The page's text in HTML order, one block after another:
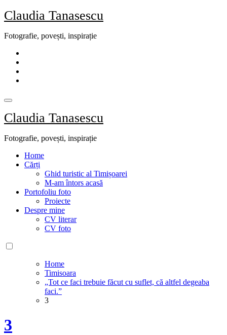
Skip
to
Claudia Tanasescu
Fotografie, povești, inspirație
Claudia Tanasescu
Fotografie, povești, inspirație
Home
Cărți
Ghid turistic al Timișoarei
M-am întors acasă
Portofoliu foto
Proiecte
Despre mine
CV literar
CV foto
Home
Timisoara
„Tot ce faci trebuie făcut cu suflet, că altfel degeaba
faci.”
3
3